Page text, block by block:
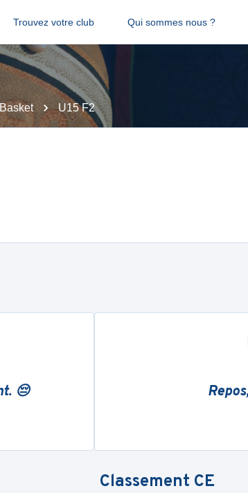
Trouvez votre club Qui sommes nous ?
U15 F2
😔
Classement CE